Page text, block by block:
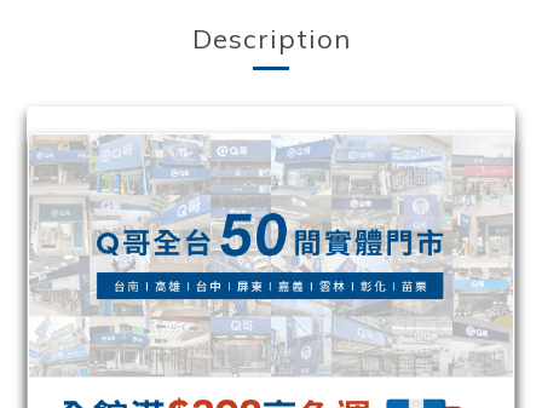
Description